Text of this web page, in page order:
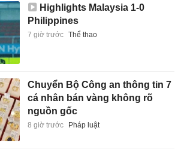
Highlights Malaysia 1-0
Philippines
7 giờ trước Thể thao
Chuyển Bộ Công an thông tin 7
cá nhân bán vàng không rõ
nguồn gốc
8 giờ trước Pháp luật